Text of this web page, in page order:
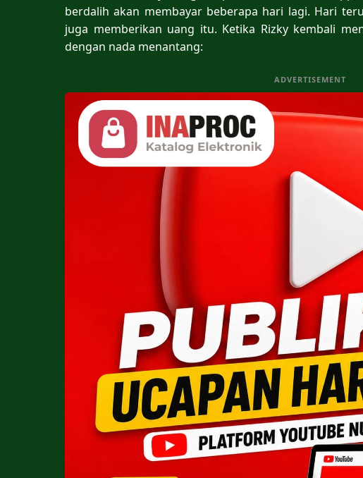
berdalih akan membayar beberapa hari lagi. Hari
juga memberikan uang itu. Ketika Rizky kembali
dengan nada menantang:
ADVERTISEMENT